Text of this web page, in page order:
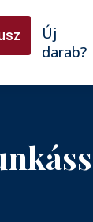
Új
darab?